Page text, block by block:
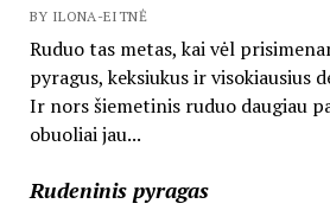
BY ILONA-EITNĖ
Ruduo tas metas, kai vėl
pyragus, keksiukus ir visokiausius
Ir nors šiemetinis ruduo daugiau
obuoliai jau...
Rudeninis pyragas